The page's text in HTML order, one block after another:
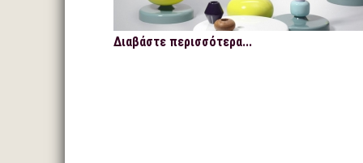
Διαβάστε περισσότερα...